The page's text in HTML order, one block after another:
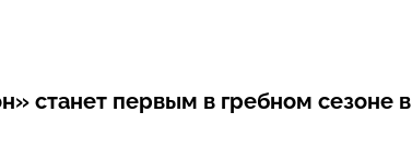
станет первым в гребном сезоне в